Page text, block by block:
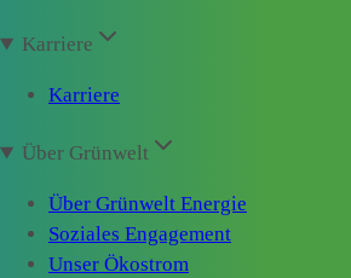
Karriere
Karriere
Über Grünwelt
Über Grünwelt Energie
Soziales Engagement
Unser Ökostrom